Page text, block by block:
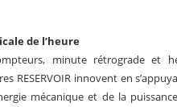
de l’heure
minute rétrograde et
RESERVOIR innovent en
mécanique et de la
des montres en 2025